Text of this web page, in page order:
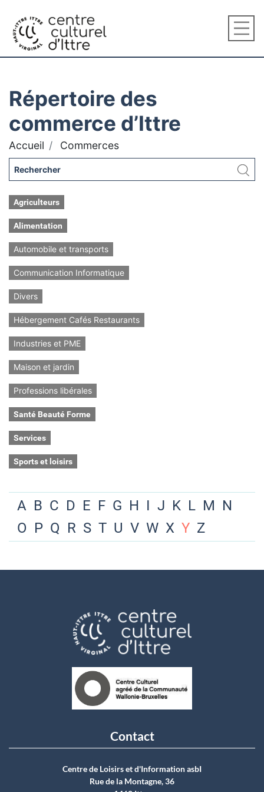
Répertoire des
commerce d’Ittre
Accueil Commerces
Agriculteurs
Alimentation
Automobile et transports
Communication Informatique
Divers
Hébergement Cafés Restaurants
Industries et PME
Maison et jardin
Professions libérales
Santé Beauté Forme
Services
Sports et loisirs
A B C D E F G H I J K L M N
O P Q R S T U V W X Y Z
Contact
Centre de Loisirs et d'Information asbI
Rue de la Montagne, 36